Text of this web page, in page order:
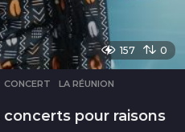
157 0
,CONCERT ,LA RÉUNION
pour raisons